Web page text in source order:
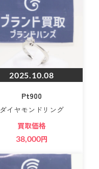
2025.10.08
Pt900
ダイヤモンドリング
買取価格
38,000円